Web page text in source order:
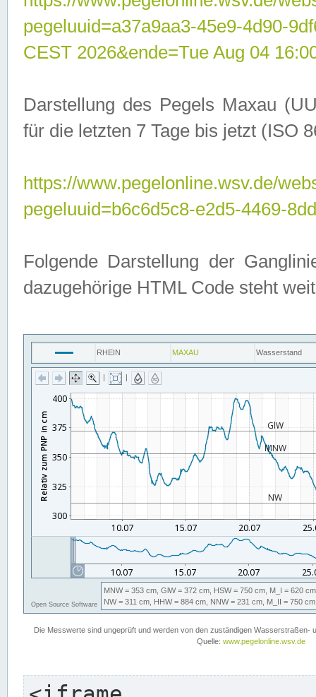
pegeluuid=a37a9aa3-45e9-4d90-
CEST 2026&ende=Tue Aug 04
Darstellung des Pegels Maxau
für die letzten 7 Tage bis jetzt (ISO
https://www.pegelonline.wsv.de/
pegeluuid=b6c6d5c8-e2d5-4469-
Folgende Darstellung der
dazugehörige HTML Code steht